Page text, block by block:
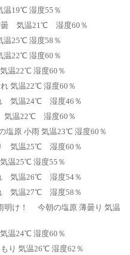
温19℃ 湿度55％
曇 気温21℃ 湿度60％
温25℃ 湿度58％
温22℃ 湿度60％
温22℃ 湿度60％
気温22℃ 湿度60％
気温24℃ 湿度46％
気温22℃ 湿度60％
塩原 小雨 気温23℃ 湿度60％
気温25℃ 湿度60％
温25℃ 湿度55％
気温26℃ 湿度54％
気温27℃ 湿度58％
明け！ 今朝の塩原 薄曇り 気温
温24℃ 湿度60％
り 気温26℃ 湿度62％